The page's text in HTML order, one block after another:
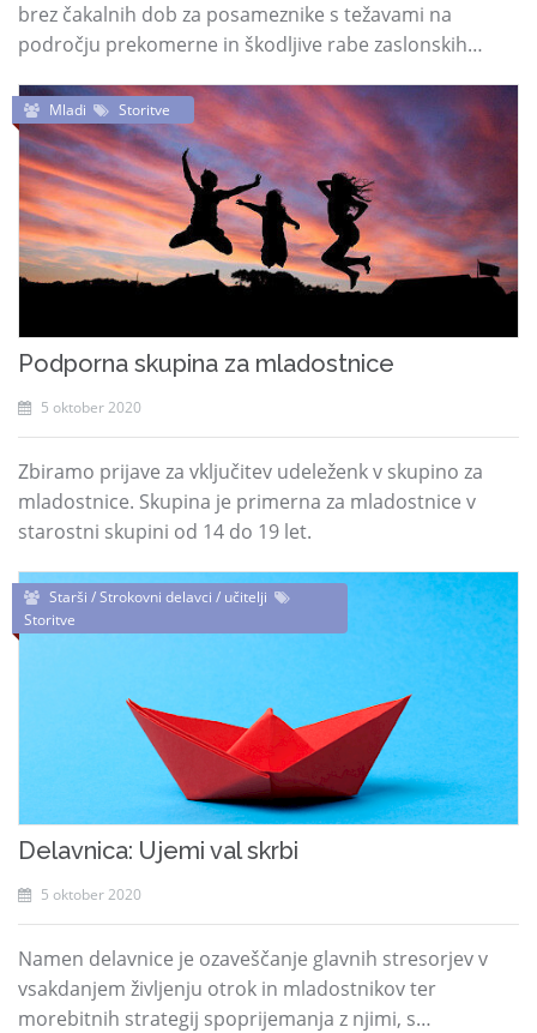
brez čakalnih dob za posameznike s težavami na
področju prekomerne in škodljive rabe zaslonskih…
Mladi Storitve
Podporna skupina za mladostnice
5 oktober 2020
Zbiramo prijave za vključitev udeleženk v skupino za
mladostnice. Skupina je primerna za mladostnice v
starostni skupini od 14 do 19 let.
Starši / Strokovni delavci / učitelji
Storitve
Delavnica: Ujemi val skrbi
5 oktober 2020
Namen delavnice je ozaveščanje glavnih stresorjev v
vsakdanjem življenju otrok in mladostnikov ter
morebitnih strategij spoprijemanja z njimi, s…